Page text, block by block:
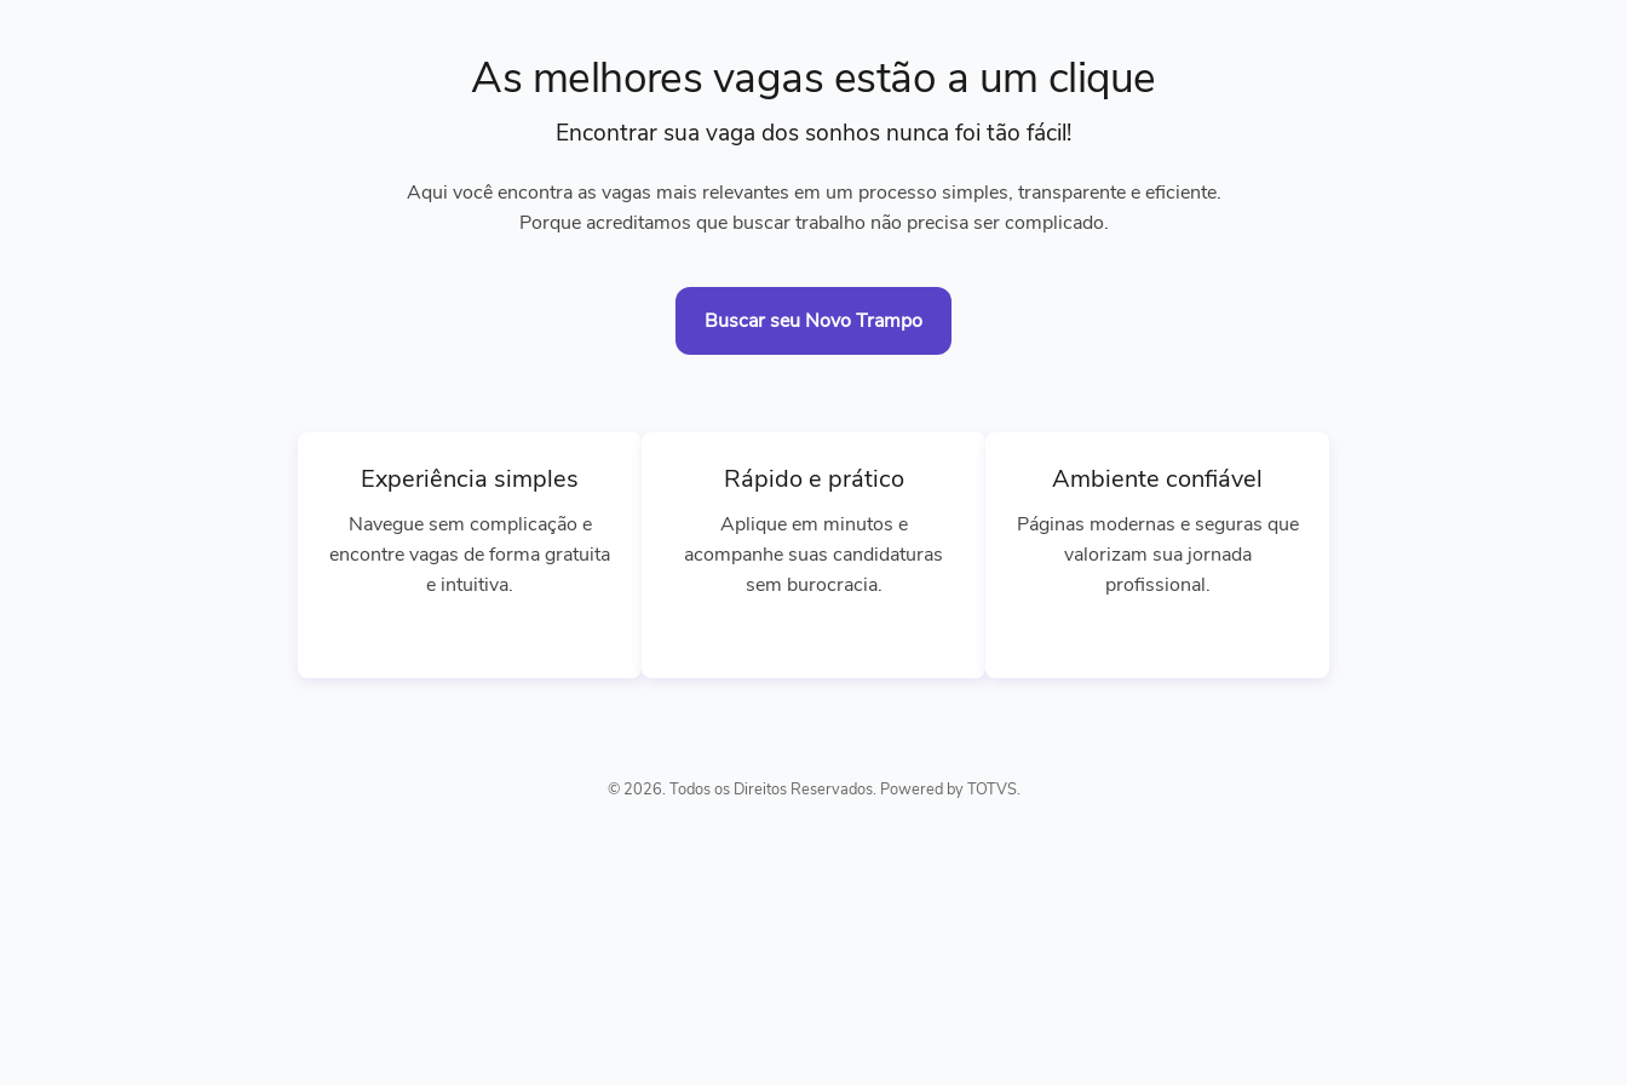
As melhores vagas estão a um clique
Encontrar sua vaga dos sonhos nunca foi tão fácil!
Aqui você encontra as vagas mais relevantes em um processo simples, transparente e eficiente.
Porque acreditamos que buscar trabalho não precisa ser complicado.
Buscar seu Novo Trampo
Experiência simples
Navegue sem complicação e
encontre vagas de forma gratuita
e intuitiva.
Rápido e prático
Aplique em minutos e
acompanhe suas candidaturas
sem burocracia.
Ambiente confiável
Páginas modernas e seguras que
valorizam sua jornada
profissional.
© 2026. Todos os Direitos Reservados. Powered by TOTVS.